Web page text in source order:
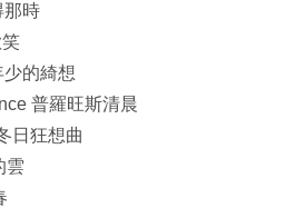
那時
笑
少的綺想
普羅旺斯清晨
日狂想曲
雲